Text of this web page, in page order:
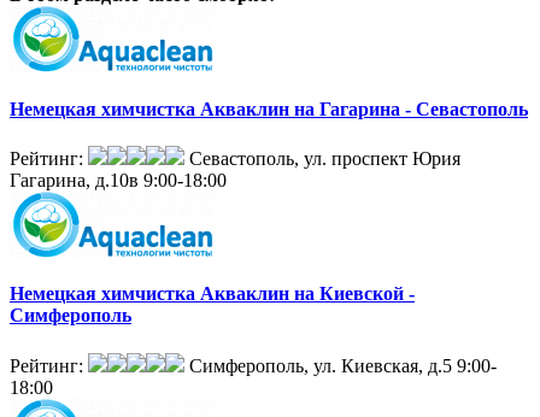
Немецкая химчистка Акваклин на Гагарина - Севастополь
Рейтинг:
Севастополь, ул. проспект Юрия
Гагарина, д.10в 9:00-18:00
Немецкая химчистка Акваклин на Киевской -
Симферополь
Рейтинг: Симферополь, ул. Киевская, д.5 9:00-
18:00